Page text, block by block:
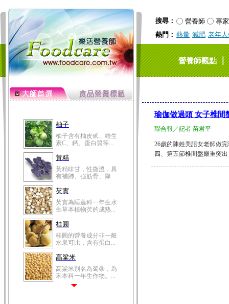
搜尋： 營養師
專家
熱門： 熱量 減肥 老年
營養師觀點｜
柚子
柚子含有柚皮甙、維生
素C、鈣、蛋白質等...
黃精
黃精味甘，性微溫，具
有補肺、強筋骨、降...
芡實
芡實為睡蓮科一年生水
生草本植物芡的成熟...
桂圓
桂圓的營養成分非一般
水果可比，含有蛋白...
高粱米
高粱米別名為蜀黍，為
禾本科一年生作物。...
瑜伽做過頭 女子椎間
聯合報／記者 苗君平
26歲的陳姓美語女老師做
四、第五節椎間盤嚴重突